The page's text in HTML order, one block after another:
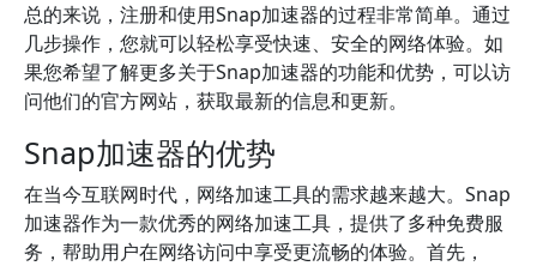
总的来说，注册和使用Snap加速器的过程非常简单。通过
几步操作，您就可以轻松享受快速、安全的网络体验。如
果您希望了解更多关于Snap加速器的功能和优势，可以访
问他们的官方网站，获取最新的信息和更新。
Snap加速器的优势
在当今互联网时代，网络加速工具的需求越来越大。Snap
加速器作为一款优秀的网络加速工具，提供了多种免费服
务，帮助用户在网络访问中享受更流畅的体验。首先，